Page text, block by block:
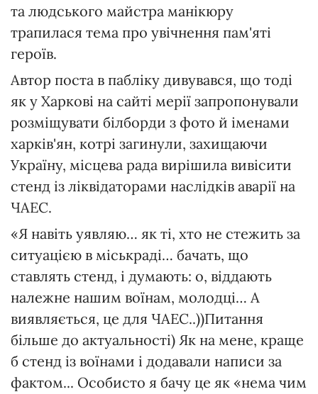
та людського майстра манікюру
трапилася тема про увічнення пам'яті
героїв.
Автор поста в пабліку дивувався, що тоді
як у Харкові на сайті мерії запропонували
розміщувати білборди з фото й іменами
харків'ян, котрі загинули, захищаючи
Україну, місцева рада вирішила вивісити
стенд із ліквідаторами наслідків аварії на
ЧАЕС.
«Я навіть уявляю… як ті, хто не стежить за
ситуацією в міськраді… бачать, що
ставлять стенд, і думають: о, віддають
належне нашим воїнам, молодці… А
виявляється, це для ЧАЕС..))Питання
більше до актуальності) Як на мене, краще
б стенд із воїнами і додавали написи за
фактом... Особисто я бачу це як «нема чим